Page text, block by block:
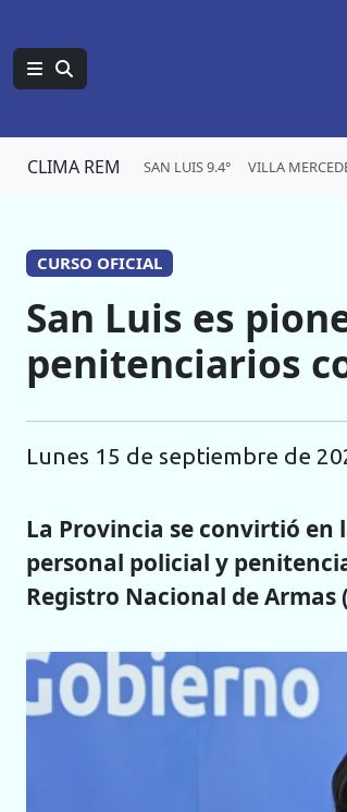
CLIMA REM SAN LUIS 9.4° VILLA
CURSO OFICIAL
San Luis es
penitenciarios
lunes 15 de septiembre de
La Provincia se convirtió
personal policial y
Registro Nacional de